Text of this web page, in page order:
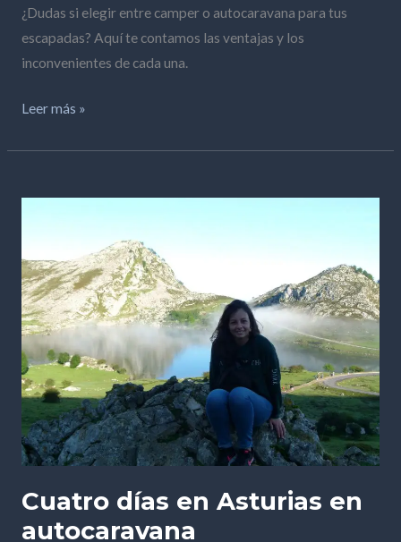
¿Dudas si elegir entre camper o autocaravana para tus
escapadas? Aquí te contamos las ventajas y los
inconvenientes de cada una.
Leer más »
Cuatro días en Asturias en
autocaravana
en
Asturias
en
autocaravana